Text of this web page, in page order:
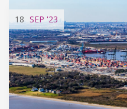
18 SEP '23